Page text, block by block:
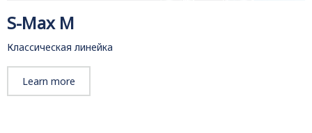
S-Max M
Классическая линейка
Learn more